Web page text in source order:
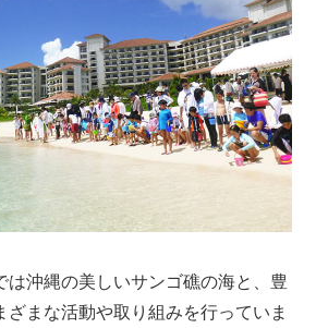
は沖縄の美しいサンゴ礁の海と、豊
ざまな活動や取り組みを行っていま